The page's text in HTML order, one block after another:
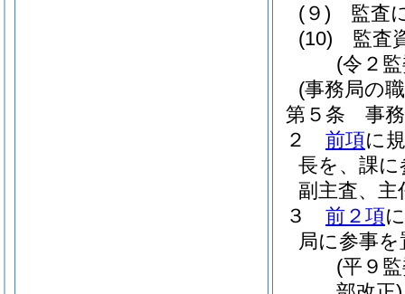
(９)
監査
(10)
監査
(令２
(事務局の
第５条
事
２
前項に
長を、課に
副主査、主
３
前２項
局に参事
(平９